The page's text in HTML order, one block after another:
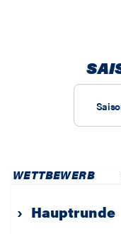
WETTBEWERB
› Hauptrunde